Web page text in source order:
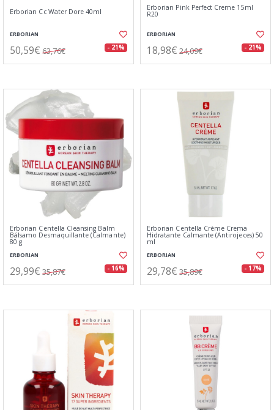
Erborian Cc Water Dore 40ml
ERBORIAN
50,59€ 63,76€ - 21%
Erborian Pink Perfect Creme 15ml
R20
ERBORIAN
18,98€ 24,09€ - 21%
Erborian Centella Cleansing Balm
Bálsamo Desmaquillante (Calmante)
80 g
ERBORIAN
29,99€ 35,87€ - 16%
Erborian Centella Crème Crema
Hidratante Calmante (Antirojeces) 50
ml
ERBORIAN
29,78€ 35,89€ - 17%